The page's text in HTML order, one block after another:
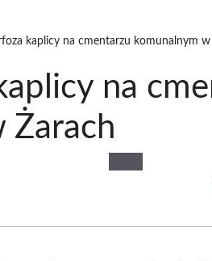
kaplicy na cmentarzu komunalnym w
na
Żarach